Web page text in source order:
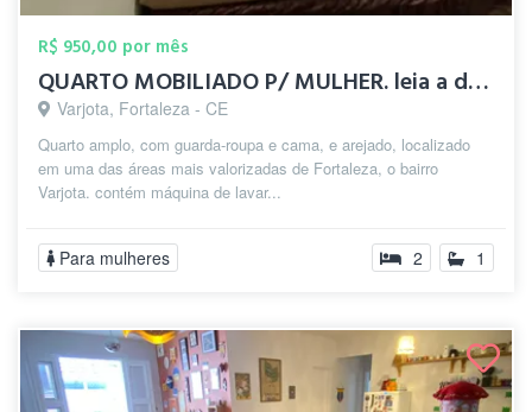
R$ 950,00 por mês
QUARTO MOBILIADO P/ MULHER. leia a descr...
Varjota, Fortaleza - CE
Quarto amplo, com guarda-roupa e cama, e arejado, localizado
em uma das áreas mais valorizadas de Fortaleza, o bairro
Varjota. contém máquina de lavar...
Para mulheres 2 1